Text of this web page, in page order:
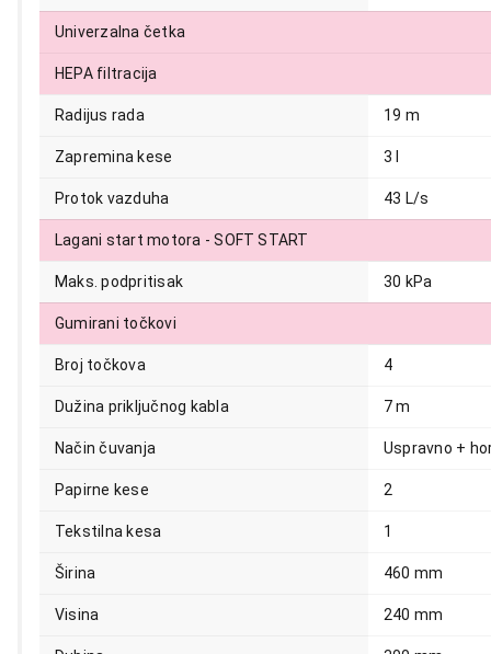
Univerzalna četka
HEPA filtracija
Radijus rada 19 m
Zapremina kese 3 l
Protok vazduha 43 L/s
Lagani start motora - SOFT START
Maks. podpritisak 30 kPa
Gumirani točkovi
Broj točkova 4
Dužina priključnog kabla 7 m
Način čuvanja Uspravno +
Papirne kese 2
Tekstilna kesa 1
Širina 460 mm
Visina 240 mm